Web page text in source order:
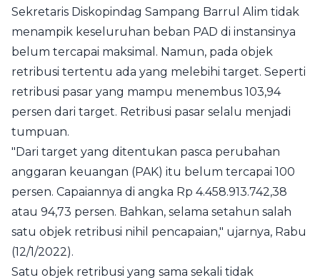
Sekretaris Diskopindag Sampang Barrul Alim tidak
menampik keseluruhan beban PAD di instansinya
belum tercapai maksimal. Namun, pada objek
retribusi tertentu ada yang melebihi target. Seperti
retribusi pasar yang mampu menembus 103,94
persen dari target. Retribusi pasar selalu menjadi
tumpuan.
"Dari target yang ditentukan pasca perubahan
anggaran keuangan (PAK) itu belum tercapai 100
persen. Capaiannya di angka Rp 4.458.913.742,38
atau 94,73 persen. Bahkan, selama setahun salah
satu objek retribusi nihil pencapaian," ujarnya, Rabu
(12/1/2022).
Satu objek retribusi yang sama sekali tidak